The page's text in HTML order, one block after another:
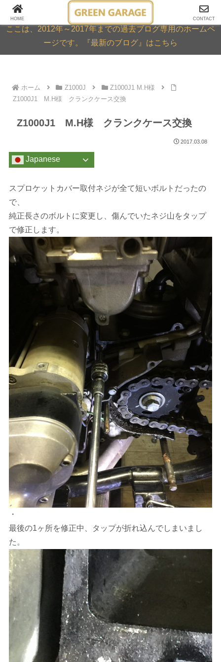
GREEN GARAGE ARCHIVE
ここは、2012年～2017年までの過去ブログ専用のホームペ
ージです。『最新のブログ』はこちら
ホーム Z1000J
Z1000J1 M.H様
Z1000J1 M.H様 クランクケース交換
Z1000J1 M.H様 クランクケース交換
2017.03.08
Japanese
スプロケットカバー取付ネジが全て短いボルトだったの
で、
純正長さのボルトに変更し、傷んでいたネジ山をタップ
で修正します。
・
最後の1ヶ所を修正中、タップが折れ込んでしまいまし
た。
HOME CONTACT